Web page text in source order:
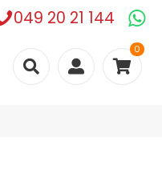
049 20 21 144
0